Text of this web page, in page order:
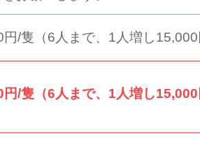
円/隻（6人まで、1人増し15,000
円/隻（6人まで、1人増し15,000